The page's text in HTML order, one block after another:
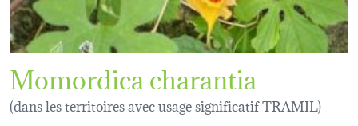
Momordica charantia
(dans les territoires avec usage significatif TRAMIL)